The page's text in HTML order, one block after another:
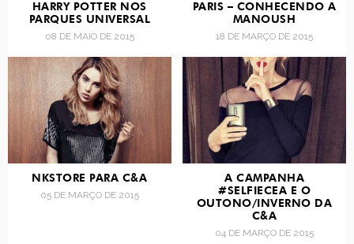
HARRY POTTER NOS
PARQUES UNIVERSAL
08 DE MAIO DE 2015
PARIS – CONHECENDO A
MANOUSH
18 DE MARÇO DE 2015
NKSTORE PARA C&A
05 DE MARÇO DE 2015
A CAMPANHA
#SELFIECEA E O
OUTONO/INVERNO DA
C&A
04 DE MARÇO DE 2015